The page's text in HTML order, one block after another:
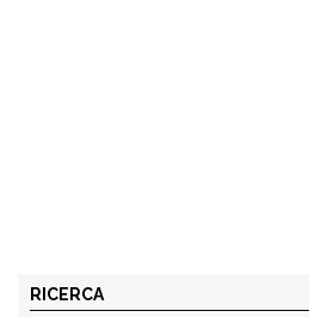
RICERCA